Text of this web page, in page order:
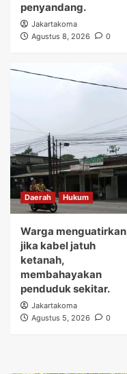
penyandang.
Jakartakoma
Agustus 8, 2026
0
Daerah Hukum
Warga menguatirkan
jika kabel jatuh
ketanah,
membahayakan
penduduk sekitar.
Jakartakoma
Agustus 5, 2026
0